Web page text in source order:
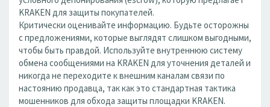
KRAKEN для защиты покупателей.
Критически оценивайте информацию. Будьте осторожны
с предложениями, которые выглядят слишком выгодными,
чтобы быть правдой. Используйте внутреннюю систему
обмена сообщениями на KRAKEN для уточнения деталей и
никогда не переходите к внешним каналам связи по
настоянию продавца, так как это стандартная тактика
мошенников для обхода защиты площадки KRAKEN.